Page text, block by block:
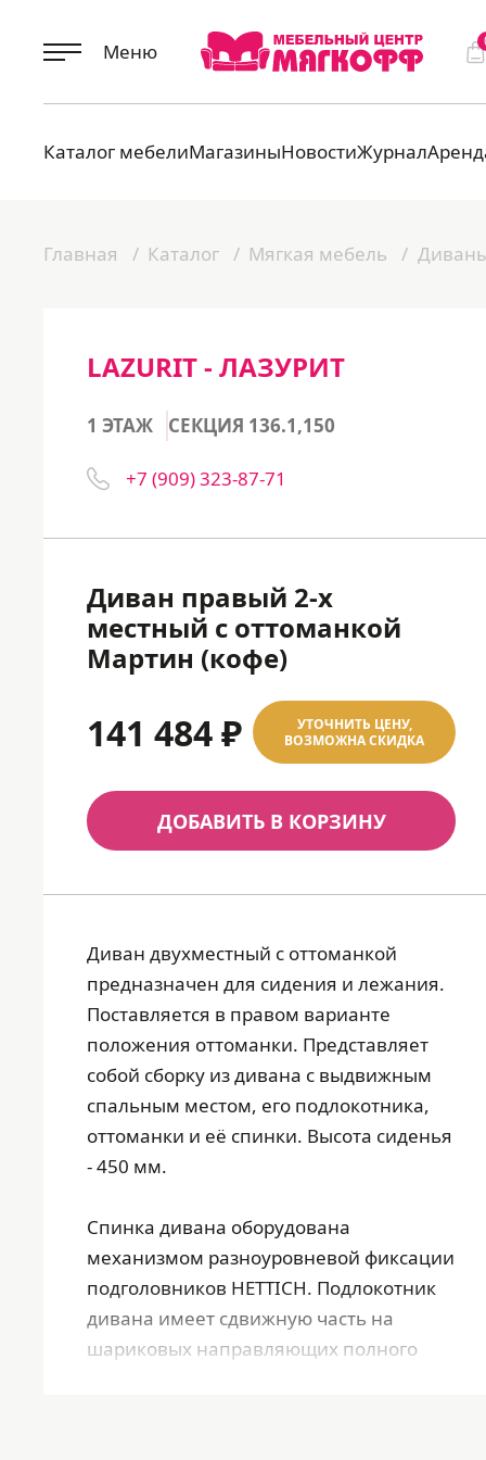
Меню
Каталог мебелиМагазиныНовостиЖурнал
Главная Каталог Мягкая мебель
LAZURIT - ЛАЗУРИТ
1 ЭТАЖ СЕКЦИЯ 136.1,150
+7 (909) 323-87-71
Диван правый 2-х
местный с оттоманкой
Мартин (кофе)
141 484 ₽
УТОЧНИТЬ ЦЕНУ,
ВОЗМОЖНА СКИДКА
ДОБАВИТЬ В КОРЗИНУ
Диван двухместный с оттоманкой
предназначен для сидения и лежания.
Поставляется в правом варианте
положения оттоманки. Представляет
собой сборку из дивана с выдвижным
спальным местом, его подлокотника,
оттоманки и eё спинки. Высота сиденья
- 450 мм.
Спинка дивана оборудована
механизмом разноуровневой фиксации
подголовников HETTICH. Подлокотник
дивана имеет сдвижную часть на
шариковых направляющих полного